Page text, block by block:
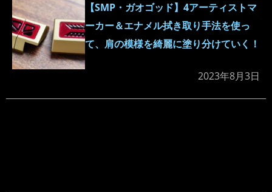
【SMP・ガオゴッド】4アーティストマ
ーカー＆エナメル拭き取り手法を使っ
て、肩の模様を綺麗に塗り分けていく！
2023年8月3日